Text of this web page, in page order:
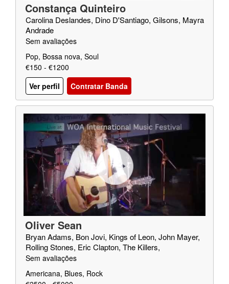
Constança Quinteiro
Carolina Deslandes, Dino D'Santiago, Gilsons, Mayra
Andrade
Sem avaliações
Pop, Bossa nova, Soul
€150 - €1200
Ver perfil
Contratar Banda
Oliver Sean
Bryan Adams, Bon Jovi, Kings of Leon, John Mayer,
Rolling Stones, Eric Clapton, The Killers,
Sem avaliações
Americana, Blues, Rock